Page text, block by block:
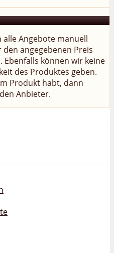
alle Angebote manuell
angegebenen Preis
können wir keine
des Produktes geben.
Produkt habt, dann
Anbieter.